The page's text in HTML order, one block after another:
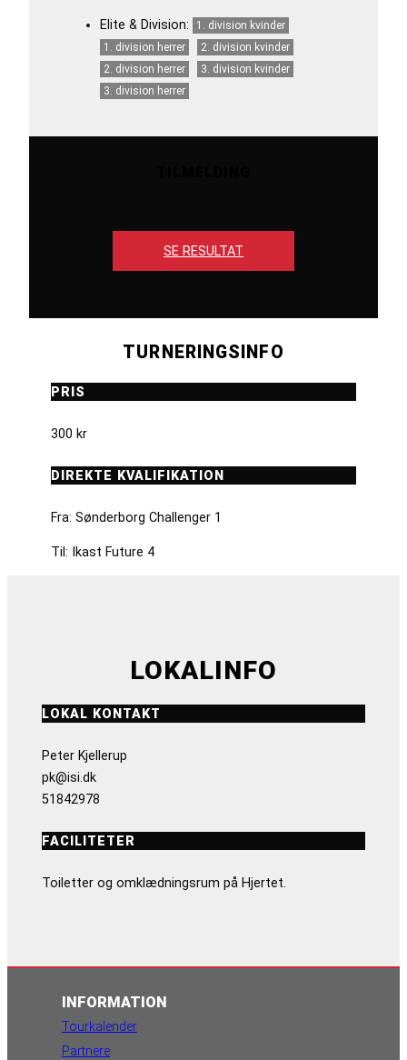
Elite & Division:
1. division kvinder
1. division herrer
2. division kvinder
2. division herrer
3. division kvinder
3. division herrer
SE RESULTAT
TURNERINGSINFO
PRIS
300 kr
DIREKTE KVALIFIKATION
Fra: Sønderborg Challenger 1
Til: Ikast Future 4
LOKALINFO
LOKAL KONTAKT
Peter Kjellerup
pk@isi.dk
51842978
FACILITETER
Toiletter og omklædningsrum på Hjertet.
INFORMATION
Tourkalender
Partnere